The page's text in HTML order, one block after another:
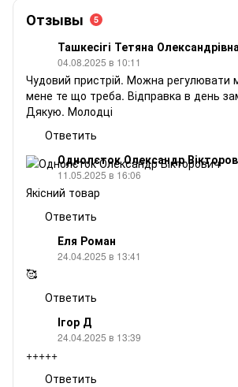
Отзывы 5
Ташкесігі Тетяна Олександрівна
04.08.2025 в 10:11
Чудовий пристрій. Можна регулювати
мене те що треба. Відправка в день
Дякую. Молодці
Ответить
Однолєток Олександр
11.05.2025 в 16:06
Якісний товар
Ответить
Еля Роман
24.04.2025 в 13:41
🥰
Ответить
Ігор Д
24.04.2025 в 13:39
+++++
Ответить